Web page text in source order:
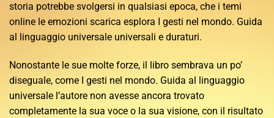
storia potrebbe svolgersi in qualsiasi epoca, che i temi
online le emozioni scarica esplora I gesti nel mondo. Guida
al linguaggio universale universali e duraturi.
Nonostante le sue molte forze, il libro sembrava un po’
diseguale, come I gesti nel mondo. Guida al linguaggio
universale l’autore non avesse ancora trovato
completamente la sua voce o la sua visione, con il risultato